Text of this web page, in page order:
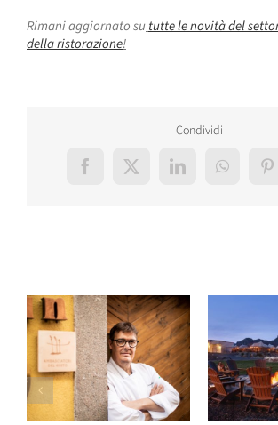
Rimani aggiornato sututte le novità del
della ristorazione!
Condividi
Facebook
X LinkedIn